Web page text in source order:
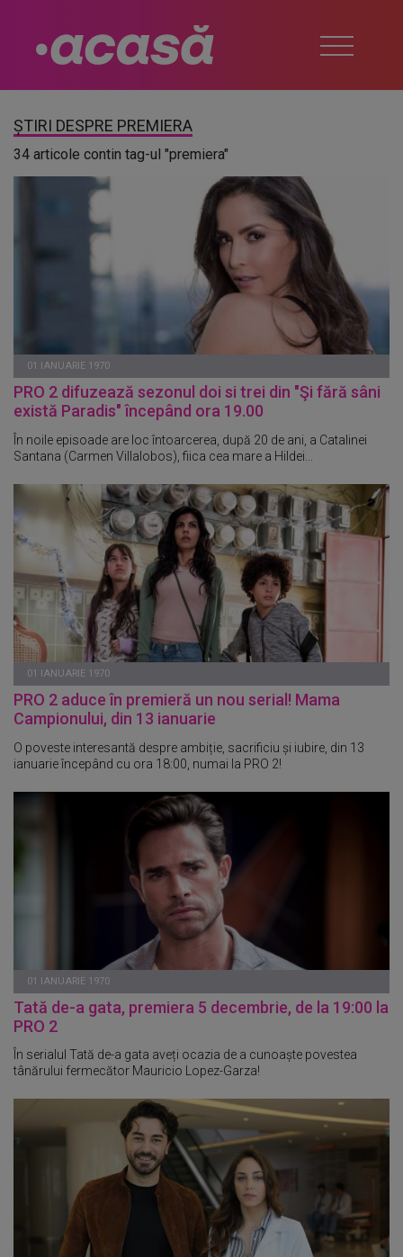
ȘTIRI DESPRE PREMIERA
34 articole contin tag-ul "premiera"
01 IANUARIE 1970
PRO 2 difuzează sezonul doi si trei din "Şi fără sâni
există Paradis" începând ora 19.00
În noile episoade are loc întoarcerea, după 20 de ani, a Catalinei
Santana (Carmen Villalobos), fiica cea mare a Hildei...
01 IANUARIE 1970
PRO 2 aduce în premieră un nou serial! Mama
Campionului, din 13 ianuarie
O poveste interesantă despre ambiție, sacrificiu și iubire, din 13
ianuarie începând cu ora 18:00, numai la PRO 2!
01 IANUARIE 1970
Tată de-a gata, premiera 5 decembrie, de la 19:00 la
PRO 2
În serialul Tată de-a gata aveți ocazia de a cunoaște povestea
tânărului fermecător Mauricio Lopez-Garza!